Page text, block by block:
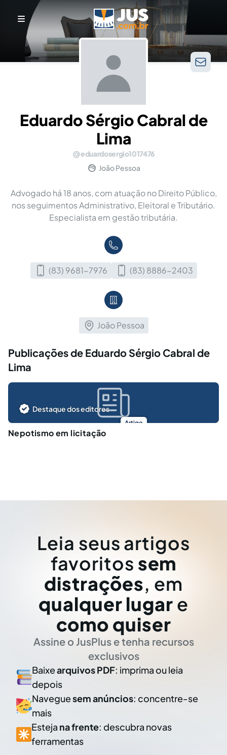
Eduardo Sérgio Cabral de
Lima
eduardosergio1017476
João Pessoa
Advogado há 18 anos, com atuação no Direito Público,
nos seguimentos Administrativo, Eleitoral e Tributário.
Especialista em gestão tributária.
(83) 9681-7976 (83) 8886-2403
João Pessoa
Publicações de Eduardo Sérgio Cabral de
Lima
Artigo
Destaque dos editores
Nepotismo em licitação
Leia seus artigos
favoritos sem
distrações, em
qualquer lugar e
como quiser
Assine o JusPlus e tenha recursos
exclusivos
Baixearquivos PDF: imprima ou leia
depois
Naveguesem anúncios: concentre-se
mais
Esteja na frente: descubra novas
ferramentas